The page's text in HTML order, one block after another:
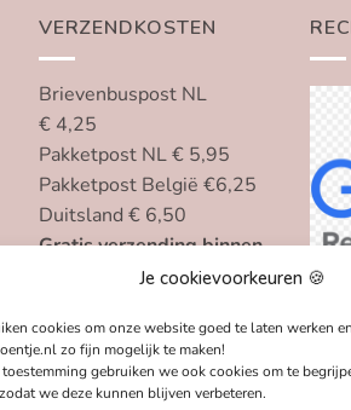
Je cookievoorkeuren 🍪
cookies om onze website goed te laten werken
zo fijn mogelijk te maken!
gebruiken we ook cookies om te
we deze kunnen blijven verbeteren.
VERZENDKOSTEN
Brievenbuspost NL
€ 4,25
Pakketpost NL € 5,95
Pakketpost België €6,25
Duitsland € 6,50
Gratis verzending binnen
Nederland, België en